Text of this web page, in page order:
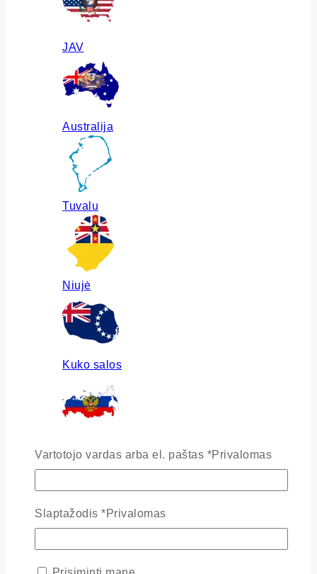
JAV
Australija
Tuvalu
Niujė
Kuko salos
Vartotojo vardas arba el. paštas *Privalomas
Slaptažodis *Privalomas